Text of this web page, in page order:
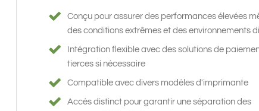
Conçu pour assurer des performances élevées
des conditions extrêmes et des environnements
Intégration flexible avec des solutions de
tierces si nécessaire
Compatible avec divers modèles d'imprimante
Accès distinct pour garantir une séparation des